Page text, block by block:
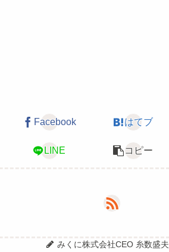
Facebook はてブ
LINE コピー
みくに株式会社CEO 糸数盛夫